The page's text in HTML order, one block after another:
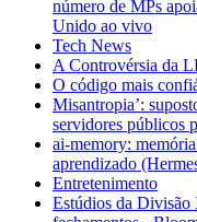
número de MPs
Unido ao vivo
Tech News
A Controvérsia da
O código mais
Misantropia’:
servidores públicos
ai-memory:
aprendizado
Entretenimento
Estúdios da Divisão